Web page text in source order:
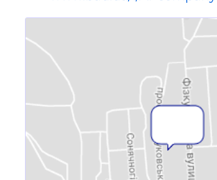
Ссылка для мобильных устройств